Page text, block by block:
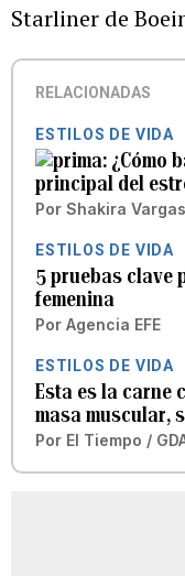
Starliner de
RELACIONADAS
ESTILOS DE VIDA
¿Cómo
principal del
Por Shakira
ESTILOS DE VIDA
5 pruebas clave
femenina
Por Agencia EFE
ESTILOS DE VIDA
Esta es la carne
masa muscular,
Por El Tiempo /